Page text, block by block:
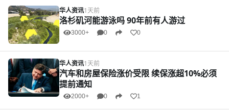
华人资讯1天前
洛杉矶河能游泳吗 90年前有人游过
3000+ 0 0
华人资讯1天前
汽车和房屋保险涨价受限 续保涨超10%必须
提前通知
2000+ 0 1